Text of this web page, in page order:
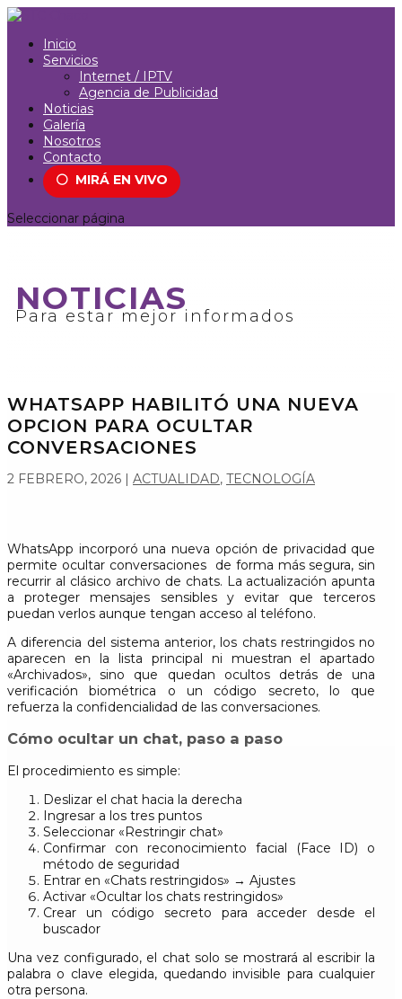
Inicio
Servicios
Internet / IPTV
Agencia de Publicidad
Noticias
Galería
Nosotros
Contacto
⚪ MIRÁ EN VIVO
Seleccionar página
NOTICIAS
Para estar mejor informados
WHATSAPP HABILITÓ UNA NUEVA
OPCION PARA OCULTAR
CONVERSACIONES
2 FEBRERO, 2026 | ACTUALIDAD, TECNOLOGÍA
WhatsApp incorporó una nueva opción de privacidad que
permite ocultar conversaciones de forma más segura, sin
recurrir al clásico archivo de chats. La actualización apunta
a proteger mensajes sensibles y evitar que terceros
puedan verlos aunque tengan acceso al teléfono.
A diferencia del sistema anterior, los chats restringidos no
aparecen en la lista principal ni muestran el apartado
«Archivados», sino que quedan ocultos detrás de una
verificación biométrica o un código secreto, lo que
refuerza la confidencialidad de las conversaciones.
Cómo ocultar un chat, paso a paso
El procedimiento es simple:
Deslizar el chat hacia la derecha
Ingresar a los tres puntos
Seleccionar «Restringir chat»
Confirmar con reconocimiento facial (Face ID) o
método de seguridad
Entrar en «Chats restringidos» → Ajustes
Activar «Ocultar los chats restringidos»
Crear un código secreto para acceder desde el
buscador
Una vez configurado, el chat solo se mostrará al escribir la
palabra o clave elegida, quedando invisible para cualquier
otra persona.